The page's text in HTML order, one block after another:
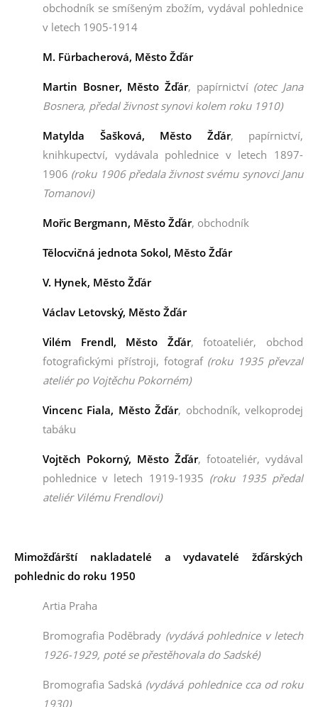
obchodník se smíšeným zbožím, vydával pohlednice
v letech 1905-1914
M. Fürbacherová, Město Žďár
Martin Bosner, Město Žďár, papírnictví (otec Jana
Bosnera, předal živnost synovi kolem roku 1910)
Matylda Šašková, Město Žďár, papírnictví,
knihkupectví, vydávala pohlednice v letech 1897-
1906 (roku 1906 předala živnost svému synovci Janu
Tomanovi)
Mořic Bergmann, Město Žďár, obchodník
Tělocvičná jednota Sokol, Město Žďár
V. Hynek, Město Žďár
Václav Letovský, Město Žďár
Vilém Frendl, Město Žďár, fotoateliér, obchod
fotografickými přístroji, fotograf (roku 1935 převzal
ateliér po Vojtěchu Pokorném)
Vincenc Fiala, Město Žďár, obchodník, velkoprodej
tabáku
Vojtěch Pokorný, Město Žďár, fotoateliér, vydával
pohlednice v letech 1919-1935 (roku 1935 předal
ateliér Vilému Frendlovi)
Mimožďárští nakladatelé a vydavatelé žďárských
pohlednic do roku 1950
Artia Praha
Bromografia Poděbrady (vydává pohlednice v letech
1926-1929, poté se přestěhovala do Sadské)
Bromografia Sadská (vydává pohlednice cca od roku
1930)